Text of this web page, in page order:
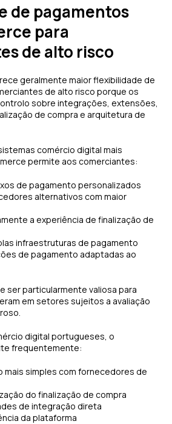
de pagamentos
para
de alto risco
geralmente maior flexibilidade de
de alto risco porque os
sobre integrações, extensões,
de compra e arquitetura de
comércio digital mais
permite aos comerciantes:
de pagamento personalizados
alternativos com maior
a experiência de finalização de
infraestruturas de pagamento
de pagamento adaptadas ao
ser particularmente valiosa para
em setores sujeitos a avaliação
digital portugueses, o
frequentemente:
mais simples com fornecedores de
do finalização de compra
de integração direta
da plataforma